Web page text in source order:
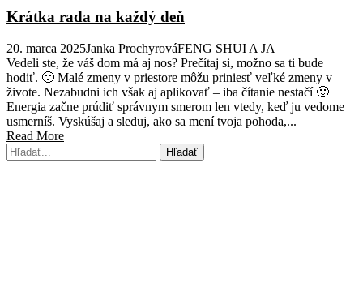
Krátka rada na každý deň
20. marca 2025Janka ProchyrováFENG SHUI A JA
Vedeli ste, že váš dom má aj nos? Prečítaj si, možno sa ti bude
hodiť. 🙂 Malé zmeny v priestore môžu priniesť veľké zmeny v
živote. Nezabudni ich však aj aplikovať – iba čítanie nestačí 🙂
Energia začne prúdiť správnym smerom len vtedy, keď ju vedome
usmerníš. Vyskúšaj a sleduj, ako sa mení tvoja pohoda,...
Read More